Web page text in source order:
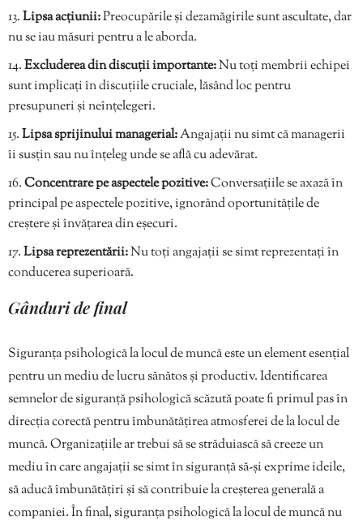
Lipsa acțiunii:Preocupările și dezamăgirile sunt ascultate, dar
nu se iau măsuri pentru a le aborda.
Excluderea din discuții importante:Nu toți membrii echipei
sunt implicați în discuțiile cruciale, lăsând loc pentru
presupuneri și neînțelegeri.
Lipsa sprijinului managerial:Angajații nu simt că managerii
îi susțin sau nu înțeleg unde se află cu adevărat.
Concentrare pe aspectele pozitive:Conversațiile se axază în
principal pe aspectele pozitive, ignorând oportunitățile de
creștere și învățarea din eșecuri.
Lipsa reprezentării:Nu toți angajații se simt reprezentați în
conducerea superioară.
Gânduri de final
Siguranța psihologică la locul de muncă este un element esențial
pentru un mediu de lucru sănătos și productiv. Identificarea
semnelor de siguranță psihologică scăzută poate fi primul pas în
direcția corectă pentru îmbunătățirea atmosferei de la locul de
muncă. Organizațiile ar trebui să se străduiască să creeze un
mediu în care angajații se simt în siguranță să-și exprime ideile,
să aducă îmbunătățiri și să contribuie la creșterea generală a
companiei. În final, siguranța psihologică la locul de muncă nu